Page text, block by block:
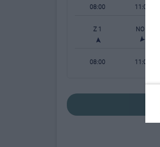
08:00 11:00
Z 1 NO 1
08:00 11:00